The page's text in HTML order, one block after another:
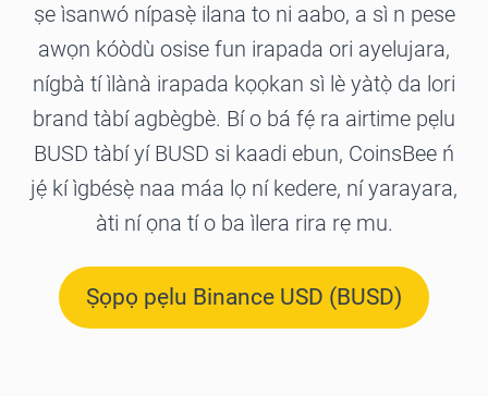
ṣe ìsanwó nípasẹ̀ ilana to ni aabo, a sì n pese
awọn kóòdù osise fun irapada ori ayelujara,
nígbà tí ìlànà irapada kọọkan sì lè yàtọ̀ da lori
brand tàbí agbègbè. Bí o bá fẹ́ ra airtime pẹlu
BUSD tàbí yí BUSD si kaadi ebun, CoinsBee ń
jẹ́ kí ìgbésẹ̀ naa máa lọ ní kedere, ní yarayara,
àti ní ọna tí o ba ìlera rira rẹ mu.
Ṣọpọ pẹlu Binance USD (BUSD)